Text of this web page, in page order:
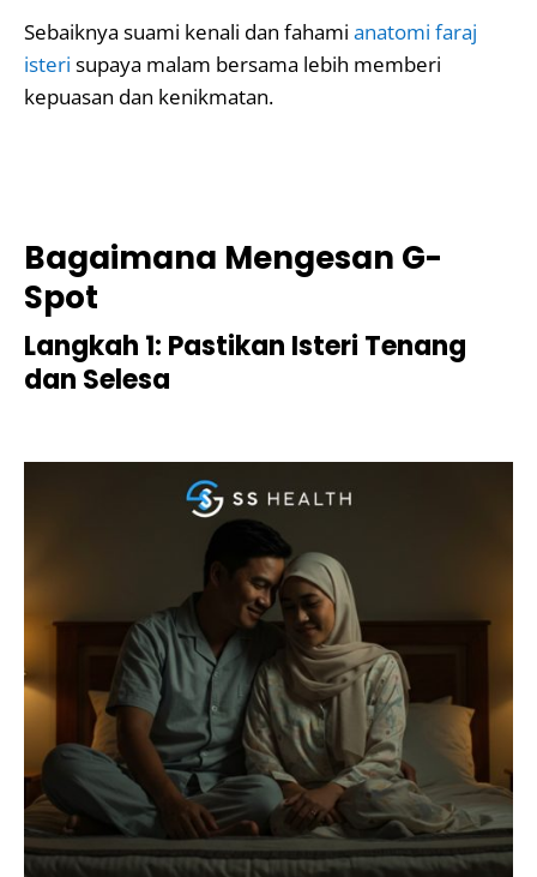
Sebaiknya suami kenali dan fahami anatomi faraj
isteri supaya malam bersama lebih memberi
kepuasan dan kenikmatan.
Bagaimana Mengesan G-
Spot
Langkah 1: Pastikan Isteri Tenang
dan Selesa